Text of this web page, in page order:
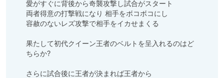
愛がすぐに背後から奇襲攻撃し試合がスタート
両者得意の打撃戦になり 相手をボコボコにし
容赦のないレズ攻撃で相手をイカせまくる
果たして初代クイーン王者のベルトを呈入れるのはど
ちらか?
さらに試合後に王者が決まれば王者から